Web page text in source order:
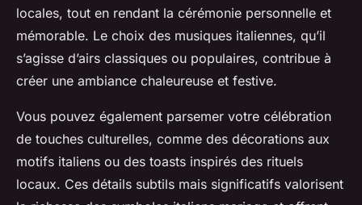
locales, tout en rendant la cérémonie personnelle et
mémorable. Le choix des musiques italiennes, qu’il
s’agisse d’airs classiques ou populaires, contribue à
créer une ambiance chaleureuse et festive.
Vous pouvez également parsemer votre célébration
de touches culturelles, comme des décorations aux
motifs italiens ou des toasts inspirés des rituels
locaux. Ces détails subtils mais significatifs valorisent